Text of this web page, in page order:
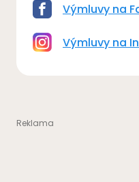
Výmluvy na
Výmluvy na